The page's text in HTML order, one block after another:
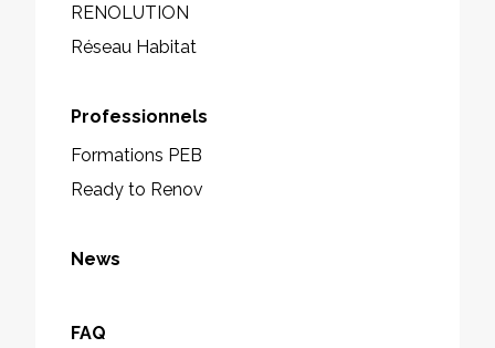
RENOLUTION
Réseau Habitat
Professionnels
Formations PEB
Ready to Renov
News
FAQ